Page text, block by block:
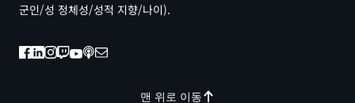
맨 위로 이동
군인/성 정체성/성적 지향/나이).